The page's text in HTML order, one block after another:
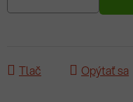
Tlač Opýtať sa